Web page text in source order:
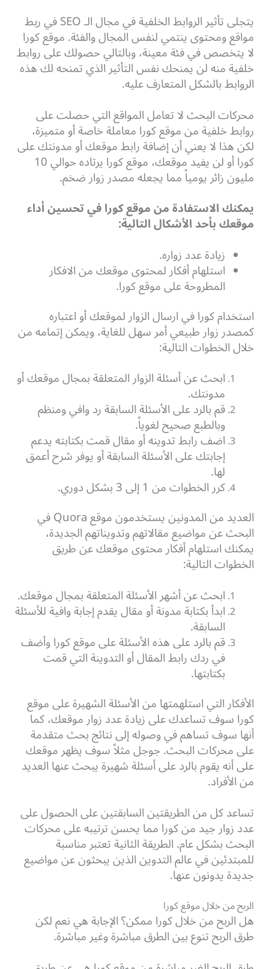
يتجلى تأثير الروابط الخلفية في مجال الـ SEO في ربط
مواقع ومحتوى ينتمي لنفس المجال والفئة. موقع كورا
لا يتخصص في فئة معينة، وبالتالي حصولك على روابط
خلفية منه لن يمنحك نفس التأثير الذي تمنحه لك هذه
الروابط بالشكل المتعارف عليه.
محركات البحث لا تعامل المواقع التي حصلت على
روابط خلفية من موقع كورا معاملة خاصة أو متميزة،
لكن هذا لا يعني أن إضافة رابط موقعك أو مدونتك على
كورا أو لن يفيد موقعك، موقع كورا يرتاده حوالي 10
مليون زائر يومياً مما يجعله مصدر زوار ضخم.
يمكنك الاستفادة من موقع كورا في تحسين أداء
موقعك بأحد الأشكال التالية:
زيادة عدد زواره.
استلهام أفكار لمحتوى موقعك من الافكار
المطروحة على موقع كورا.
استخدام كورا في ارسال الزوار لموقعك أو اعتباره
كمصدر زوار طبيعي أمر سهل للغاية، ويمكن إتمامه من
خلال الخطوات التالية:
ابحث عن أسئلة الزوار المتعلقة بمجال موقعك أو
مدونتك.
قم بالرد على الأسئلة السابقة رد وافي ومنظم
وبالطبع صحيح لغوياً.
اضف رابط تدوينه أو مقال قمت بكتابته يدعم
إجابتك على الأسئلة السابقة أو يوفر شرح أعمق
لها.
كرر الخطوات من 1 إلى 3 بشكل دوري.
العديد من المدونين يستخدمون موقع Quora في
البحث عن مواضيع مقالاتهم وتدويناتهم الجديدة،
يمكنك استلهام أفكار محتوى موقعك عن طريق
الخطوات التالية:
ابحث عن أشهر الأسئلة المتعلقة بمجال موقعك.
ابدأ بكتابة مدونة أو مقال يقدم إجابة وافية للأسئلة
السابقة.
قم بالرد على هذه الأسئلة على موقع كورا وأضف
في ردك رابط المقال أو التدوينة التي قمت
بكتابتها.
الأفكار التي استلهمتها من الأسئلة الشهيرة على موقع
كورا سوف تساعدك على زيادة عدد زوار موقعك، كما
أنها سوف تساهم في وصوله إلى نتائج بحث متقدمة
على محركات البحث. جوجل مثلاً سوف يظهر موقعك
على أنه يقوم بالرد على أسئلة شهيرة يبحث عنها العديد
من الأفراد.
تساعد كل من الطريقتين السابقتين على الحصول على
عدد زوار جيد من كورا مما يحسن ترتيبه على محركات
البحث بشكل عام. الطريقة الثانية تعتبر مناسبة
للمبتدئين في عالم التدوين الذين يبحثون عن مواضيع
جديدة يدونون عنها.
الربح من خلال موقع كورا
هل الربح من خلال كورا ممكن؟ الإجابة هي نعم لكن
طرق الربح تنوع بين الطرق مباشرة وغير مباشرة.